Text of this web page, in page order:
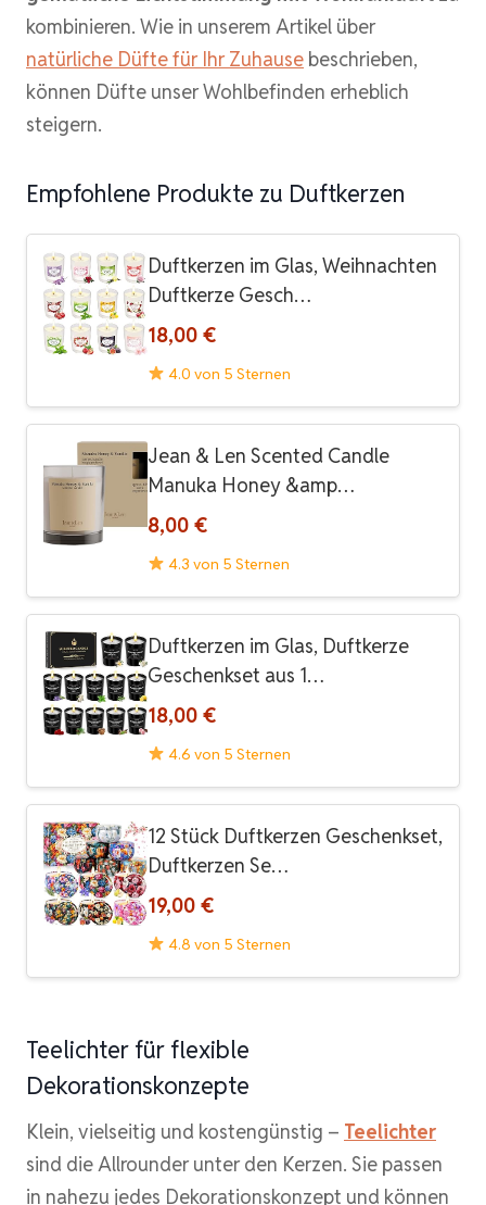
kombinieren. Wie in unserem Artikel über
natürliche Düfte für Ihr Zuhause beschrieben,
können Düfte unser Wohlbefinden erheblich
steigern.
Empfohlene Produkte zu Duftkerzen
Duftkerzen im Glas, Weihnachten
Duftkerze Gesch…
18,00 €
4.0 von 5 Sternen
Jean & Len Scented Candle
Manuka Honey &amp…
8,00 €
4.3 von 5 Sternen
Duftkerzen im Glas, Duftkerze
Geschenkset aus 1…
18,00 €
4.6 von 5 Sternen
12 Stück Duftkerzen Geschenkset,
Duftkerzen Se…
19,00 €
4.8 von 5 Sternen
Teelichter für flexible
Dekorationskonzepte
Klein, vielseitig und kostengünstig – Teelichter
sind die Allrounder unter den Kerzen. Sie passen
in nahezu jedes Dekorationskonzept und können